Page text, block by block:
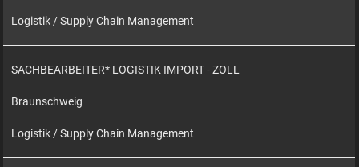
Logistik / Supply Chain Management
SACHBEARBEITER* LOGISTIK IMPORT - ZOLL
Braunschweig
Logistik / Supply Chain Management